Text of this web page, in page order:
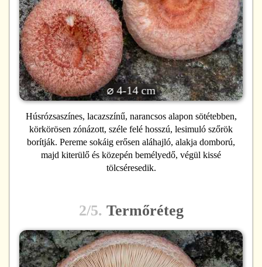
Húsrózsaszínes, lacazszínű, narancsos alapon sötétebben,
körkörösen zónázott, széle felé hosszú, lesimuló szőrök
borítják. Pereme sokáig erősen aláhajló, alakja domború,
majd kiterülő és közepén bemélyedő, végül kissé
tölcséresedik.
⌀ 4-14 cm
2/5. Termőréteg